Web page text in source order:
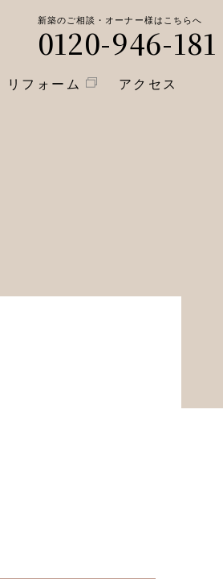
新築のご相談・オーナー様はこちらへ
0120-946-181
リフォーム アクセス